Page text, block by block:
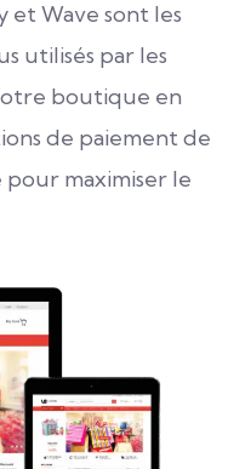
et Wave sont les
utilisés par les
boutique en
de paiement de
maximiser le